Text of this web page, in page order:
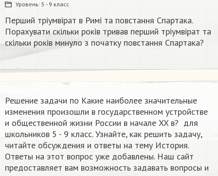
Уровень: 5 - 9 класс
Перший тріумвірат в Римі та повстання Спартака.
Порахувати скільки років тривав перший тріумвірат та
скільки років минуло з початку повстання Спартака?
Решение задачи по Какие наиболее значительные
изменения произошли в государственном устройстве
и общественной жизни России в начале XX в? ​ для
школьников 5 - 9 класс. Узнайте, как решить задачу,
читайте обсуждения и ответы на тему История.
Ответы на этот вопрос уже добавлены. Наш сайт
предоставляет вам возможность задавать вопросы и